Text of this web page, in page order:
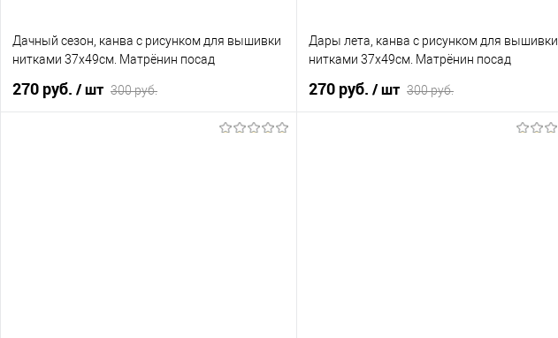
Дачный сезон, канва с рисунком для вышивки
нитками 37х49см. Матрёнин посад
270 руб. / шт 300 руб.
Дары лета, канва с рисунком для вышивки
нитками 37х49см. Матрёнин посад
270 руб. / шт 300 руб.